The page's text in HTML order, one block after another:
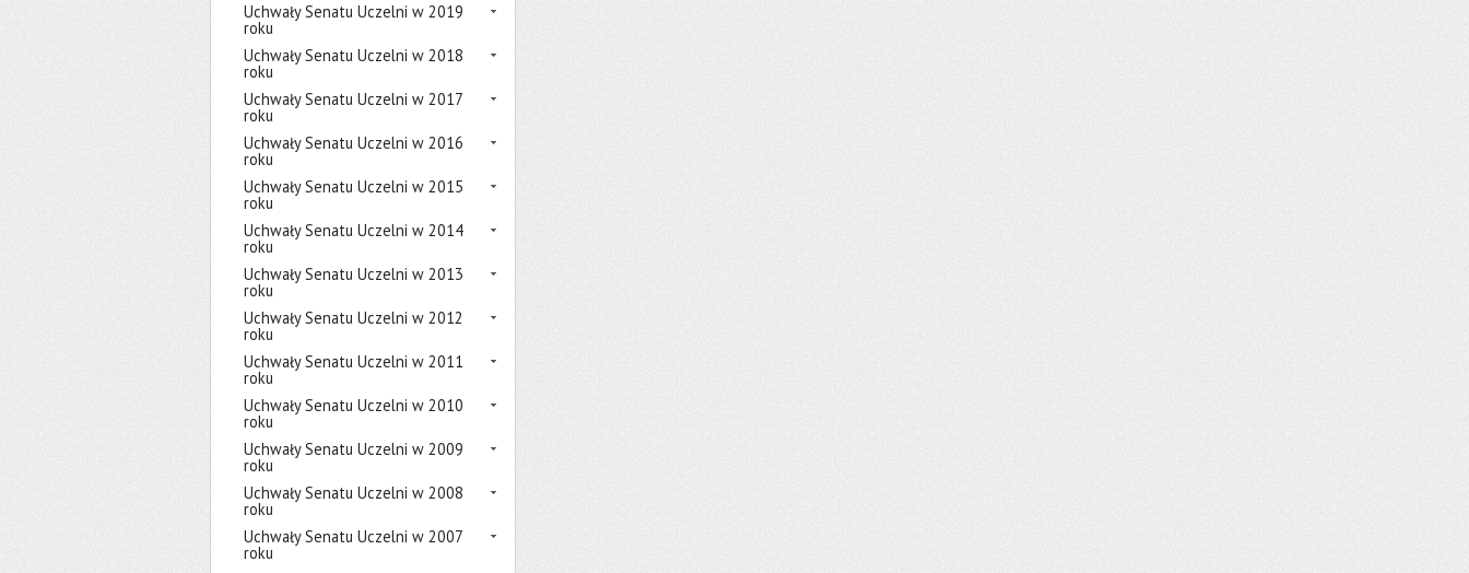
Uchwały Senatu Uczelni w 2019
roku
Uchwały Senatu Uczelni w 2018
roku
Uchwały Senatu Uczelni w 2017
roku
Uchwały Senatu Uczelni w 2016
roku
Uchwały Senatu Uczelni w 2015
roku
Uchwały Senatu Uczelni w 2014
roku
Uchwały Senatu Uczelni w 2013
roku
Uchwały Senatu Uczelni w 2012
roku
Uchwały Senatu Uczelni w 2011
roku
Uchwały Senatu Uczelni w 2010
roku
Uchwały Senatu Uczelni w 2009
roku
Uchwały Senatu Uczelni w 2008
roku
Uchwały Senatu Uczelni w 2007
roku